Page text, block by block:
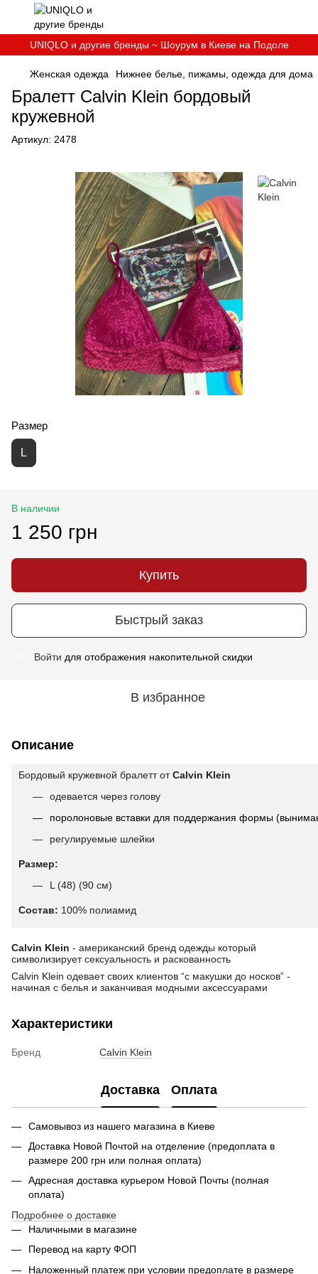
UNIQLO и другие бренды ~ Шоурум в Киеве на Подоле
Женская одежда Нижнее белье, пижамы, одежда для дома
Бралетт Calvin Klein бордовый
кружевной
Артикул: 2478
Размер
L
В наличии
1 250 грн
Купить
Быстрый заказ
Войти для отображения накопительной скидки
В избранное
Описание
Бордовый кружевной бралетт отCalvin Klein
одевается через голову
поролоновые вставки для поддержания формы
регулируемые шлейки
Размер:
L (48) (90 см)
Состав: 100% полиамид
Calvin Klein - американский бренд одежды который
символизирует сексуальность и раскованность
Calvin Klein одевает своих клиентов “с макушки до носков” -
начиная с белья и заканчивая модными аксессуарами
Характеристики
Бренд Calvin Klein
Доставка Оплата
Самовывоз из нашего магазина в Киеве
Доставка Новой Почтой на отделение (предоплата в
размере 200 грн или полная оплата)
Адресная доставка курьером Новой Почты (полная
оплата)
Подробнее о доставке
Наличными в магазине
Перевод на карту ФОП
Наложенный платеж при условии предоплате в размере